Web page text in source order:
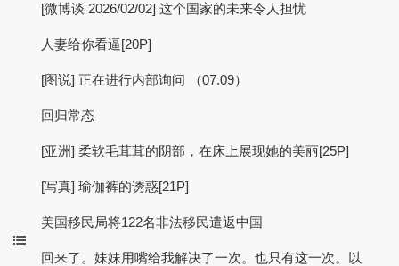
[微博谈 2026/02/02] 这个国家的未来令人担忧
人妻给你看逼[20P]
[图说] 正在进行内部询问 （07.09）
回归常态
[亚洲] 柔软毛茸茸的阴部，在床上展现她的美丽[25P]
[写真] 瑜伽裤的诱惑[21P]
美国移民局将122名非法移民遣返中国
回来了。妹妹用嘴给我解决了一次。也只有这一次。以